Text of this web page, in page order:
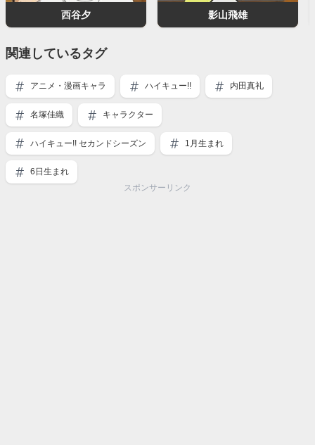
西谷夕 影山飛雄
関連しているタグ
アニメ・漫画キャラ ハイキュー!! 内田真礼
名塚佳織 キャラクター
ハイキュー!! セカンドシーズン 1月生まれ
6日生まれ
スポンサーリンク